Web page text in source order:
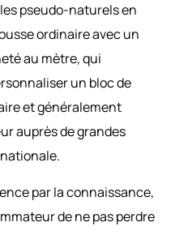
pseudo-naturels en
ordinaire avec un
au mètre, qui
un bloc de
et généralement
auprès de grandes
par la connaissance,
de ne pas perdre